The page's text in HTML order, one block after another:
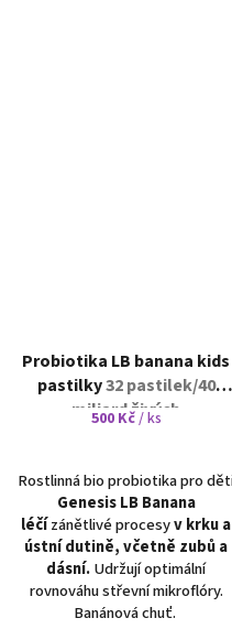
Probiotika LB banana kids
pastilky32 pastilek/40
miliard živých
mikroorganismů v 1 pastilce
500 Kč/ ks
Rostlinná bio probiotika pro
Genesis LB Banana
léčízánětlivé procesyv krku a
ústní dutině, včetně zubů a
dásní.Udržují optimální
rovnováhu střevní mikroflóry.
Banánová chuť.